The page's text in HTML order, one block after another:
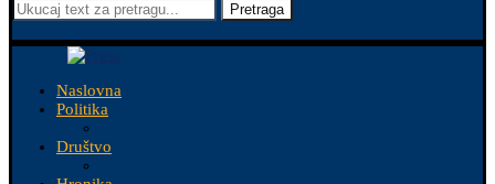
Pretraga
Naslovna
Politika
Društvo